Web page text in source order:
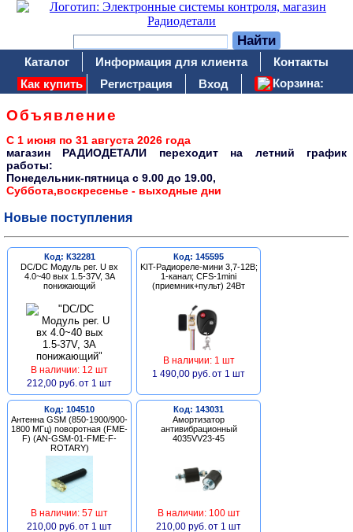
Каталог Информация для клиента
Контакты
Как купить
Регистрация Вход Корзина:
Объявление
С 1 июня по 31 августа 2026 года
магазин РАДИОДЕТАЛИ переходит на летний график
работы:
Понедельник-пятница c 9.00 до 19.00,
Суббота,воскресенье - выходные дни
Новые поступления
Код: К32281
DC/DC Модуль рег. U вх
4.0~40 вых 1.5-37V, 3A
понижающий
В наличии: 12 шт
212,00 руб. от 1 шт
Код: 145595
KIT-Радиореле-мини 3,7-12В;
1-канал; CFS-1mini
(приемник+пульт) 24Вт
В наличии: 1 шт
1 490,00 руб. от 1 шт
Код: 104510
Антенна GSM (850-1900/900-
1800 МГц) поворотная (FME-
F) (AN-GSM-01-FME-F-
ROTARY)
В наличии: 57 шт
210,00 руб. от 1 шт
Код: 143031
Амортизатор
антивибрационный
4035VV23-45
В наличии: 100 шт
210,00 руб. от 1 шт